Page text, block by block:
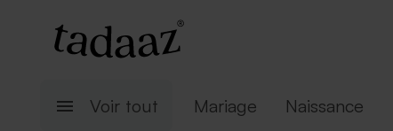
Voir tout Mariage Naissance